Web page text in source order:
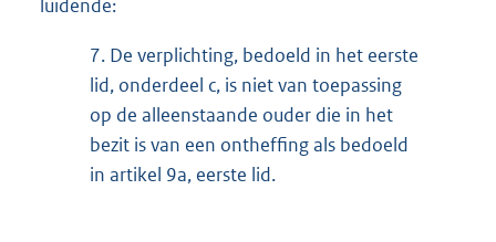
luidende:
7. De verplichting, bedoeld in het eerste
lid, onderdeel c, is niet van toepassing
op de alleenstaande ouder die in het
bezit is van een ontheffing als bedoeld
in artikel 9a, eerste lid.